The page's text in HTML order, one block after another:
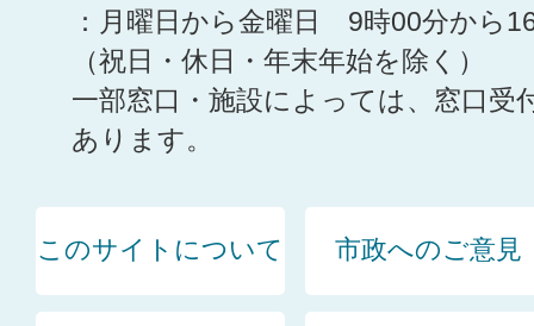
：月曜日から金曜日 9時00分から
（祝日・休日・年末年始を除く）
一部窓口・施設によっては、窓口受
あります。
このサイトについて 市政へのご意見